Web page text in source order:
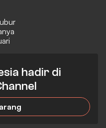
hadir di